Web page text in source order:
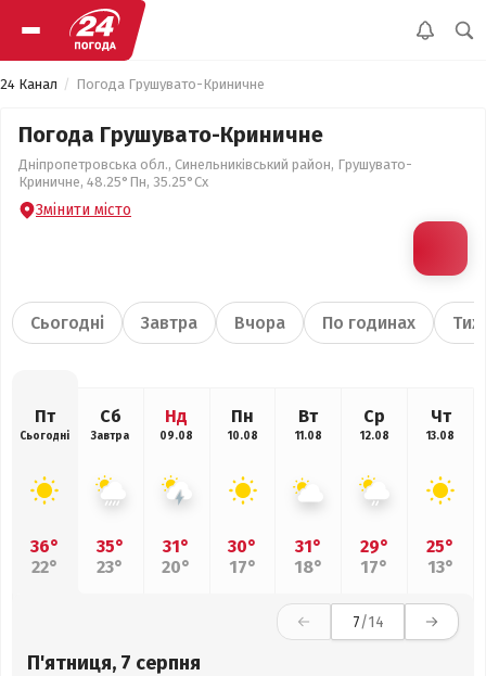
24 Канал Погода Грушувато-Криничне
Погода Грушувато-Криничне
Дніпропетровська обл., Синельниківський район, Грушувато-
Криничне, 48.25°Пн, 35.25°Сх
Змінити місто
Сьогодні Завтра Вчора По годинах
Пт
Сьогодні
36°
22°
Сб
Завтра
35°
23°
Нд
09.08
31°
20°
Пн
10.08
30°
17°
Вт
11.08
31°
18°
Ср
12.08
29°
17°
Чт
13.08
25°
13°
7/14
П'ятниця, 7 серпня